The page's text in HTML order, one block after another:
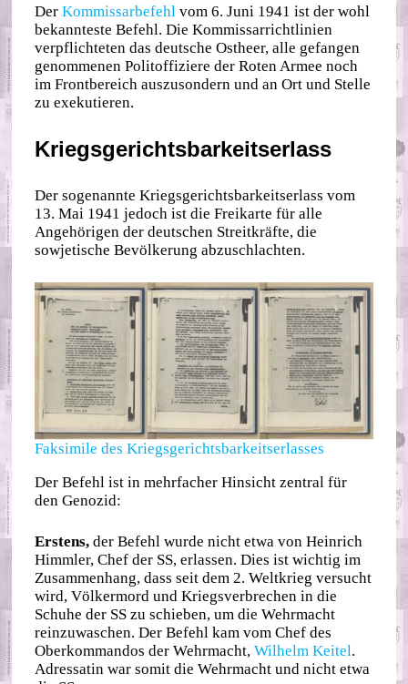
DerKommissarbefehl vom 6. Juni 1941 ist der wohl
bekannteste Befehl. Die Kommissarrichtlinien
verpflichteten das deutsche Ostheer, alle gefangen
genommenen Politoffiziere der Roten Armee noch
im Frontbereich auszusondern und an Ort und Stelle
zu exekutieren.
Kriegsgerichtsbarkeitserlass
Der sogenannte Kriegsgerichtsbarkeitserlass vom
13. Mai 1941 jedoch ist die Freikarte für alle
Angehörigen der deutschen Streitkräfte, die
sowjetische Bevölkerung abzuschlachten.
Faksimile des Kriegsgerichtsbarkeitserlasses
Der Befehl ist in mehrfacher Hinsicht zentral für
den Genozid:
Erstens, der Befehl wurde nicht etwa von Heinrich
Himmler, Chef der SS, erlassen. Dies ist wichtig im
Zusammenhang, dass seit dem 2. Weltkrieg versucht
wird, Völkermord und Kriegsverbrechen in die
Schuhe der SS zu schieben, um die Wehrmacht
reinzuwaschen. Der Befehl kam vom Chef des
Oberkommandos der Wehrmacht,Wilhelm Keitel.
Adressatin war somit die Wehrmacht und nicht etwa